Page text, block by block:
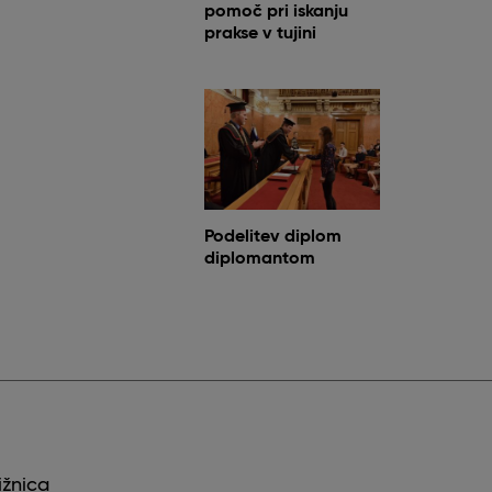
pomoč pri iskanju
prakse v tujini
Podelitev diplom
diplomantom